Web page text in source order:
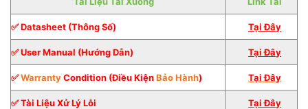
✅ Datasheet (Thông Số) Tại Đây
✅ User Manual (Hướng Dẫn) Tại Đây
✅WarrantyCondition (Điều KiệnBảo Hành) TạiĐây
✅ Tài Liệu Xử Lý Lỗi Tại Đây